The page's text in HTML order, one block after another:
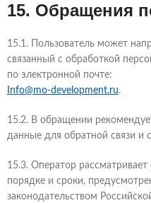
15. Обращения
15.1. Пользователь может
связанный с обработкой
по электронной почте:
Info@mo-development.ru.
15.2. В обращении
данные для обратной связи и
15.3. Оператор
порядке и сроки,
законодательством